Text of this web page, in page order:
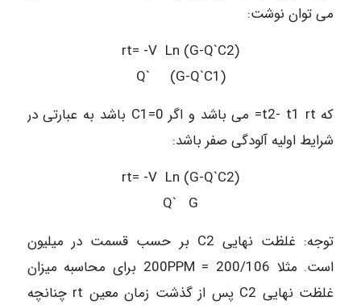
می توان نوشت:
rt= -V Ln (G-Q`C2)
Q` (G-Q`C1)
که t2- t1 rt= می باشد و اگر C1=0 باشد به عبارتی در
شرایط اولیه آلودگی صفر باشد:
rt= -V Ln (G-Q`C2)
Q` G
توجه: غلظت نهایی C2 بر حسب قسمت در میلیون
است. مثلا 200PPM = 200/106 برای محاسبه میزان
غلظت نهایی C2 پس از گذشت زمان معین rt چنانچه